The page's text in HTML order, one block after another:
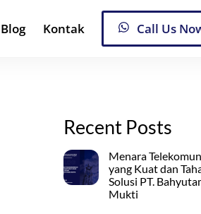
Blog Kontak Call Us
Recent Posts
Menara
yang Kuat dan
Solusi PT.
Mukti